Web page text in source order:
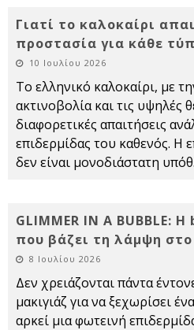
Γιατί το καλοκαίρι
προστασία για κάθε
10 Ιουλίου 2026
Το ελληνικό καλοκαίρι, με
ακτινοβολία και τις υψηλές
διαφορετικές απαιτήσεις
επιδερμίδας του καθενός. Η
δεν είναι μονοδιάστατη υπόθ
GLIMMER IN A BUBBLE:
που βάζει τη λάμψη στο
8 Ιουλίου 2026
Δεν χρειάζονται πάντα
μακιγιάζ για να ξεχωρίσει
αρκεί μια φωτεινή